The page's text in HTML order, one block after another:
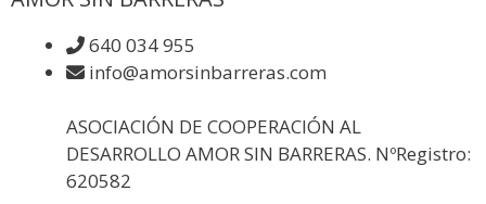
640 034 955
info@amorsinbarreras.com
ASOCIACIÓN DE COOPERACIÓN AL
DESARROLLO AMOR SIN BARRERAS. NºRegistro:
620582